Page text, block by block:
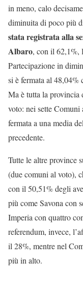
in meno, calo
diminuita di poco più
stata registrata alla
Albaro, con il 62,1%,
Partecipazione in
si è fermata al 48,04%
Ma è tutta la provincia
voto: nei sette Comuni
fermata a una media
precedente.
Tutte le altre province
(due comuni al voto),
con il 50,51% degli
più come Savona con
Imperia con quattro
referendum, invece,
il 28%, mentre nel
più in alto.